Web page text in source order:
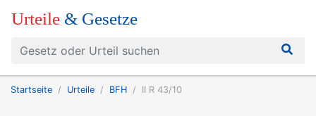
Urteile & Gesetze
Startseite Urteile BFH II R 43/10